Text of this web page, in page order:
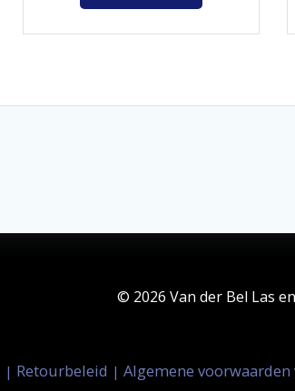
© 2026 Van der Bel Las
| Retourbeleid | Algemene